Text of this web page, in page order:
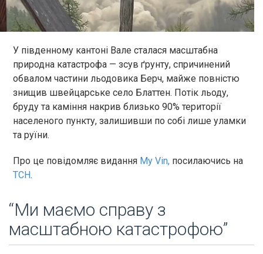
У південному кантоні Вале сталася масштабна
природна катастрофа — зсув ґрунту, спричинений
обвалом частини льодовика Берч, майже повністю
знищив швейцарське село Блаттен. Потік льоду,
бруду та каміння накрив близько 90% території
населеного пункту, залишивши по собі лише уламки
та руїни.
Про це повідомляє видання My Vin, посилаючись на
ТСН.
“Ми маємо справу з
масштабною катастрофою”